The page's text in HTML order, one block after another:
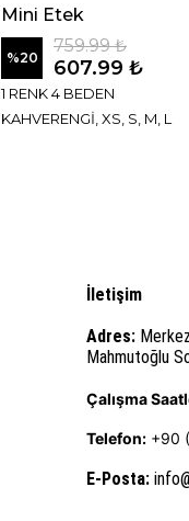
Mini Etek
%20
759.99 ₺
607.99 ₺
1 RENK 4 BEDEN
KAHVERENGİ, XS, S, M, L
İletişim
Adres:
Mahmutoğlu
Çalışma
Telefon: +90
E-Posta: